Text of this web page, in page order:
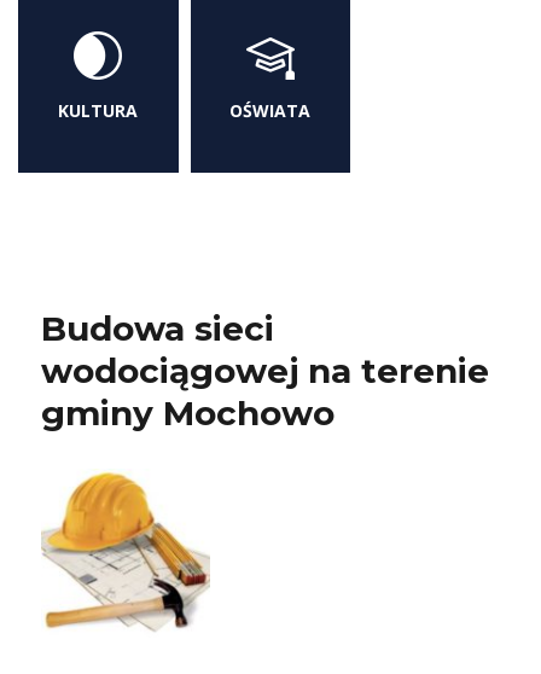
KULTURA OŚWIATA
Budowa sieci
wodociągowej na terenie
gminy Mochowo